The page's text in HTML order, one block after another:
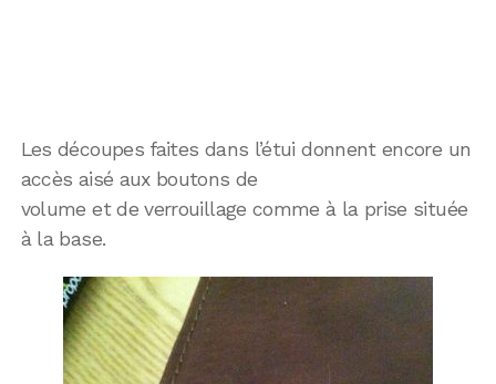
Les découpes faites dans l’étui donnent encore un
accès aisé aux boutons de
volume et de verrouillage comme à la prise située
à la base.